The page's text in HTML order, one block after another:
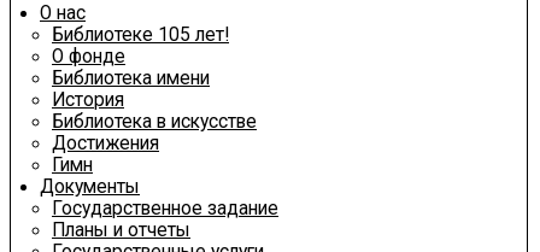
О нас
Библиотеке 105 лет!
О фонде
Библиотека имени
История
Библиотека в искусстве
Достижения
Гимн
Документы
Государственное задание
Планы и отчеты